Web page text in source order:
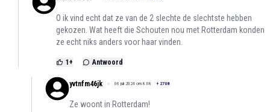
O ik vind echt dat ze van de 2 slechte de slechtste hebben
gekozen. Wat heeft die Schouten nou met Rotterdam konden
ze echt niks anders voor haar vinden.
1 + Antwoord
yvtnfm46jk 06 juli 2024 om 8:08 + 2708
Ze woont in Rotterdam!